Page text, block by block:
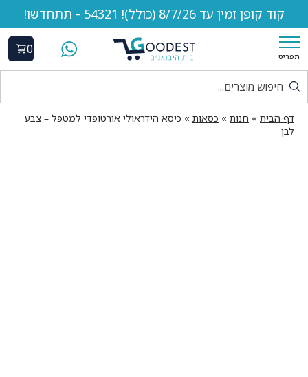
קוד קופן זמין עד 8/7/26 (כולל)! 54321 - תתחדשו!
תפריט
0
דף הבית » חנות » כסאות » כיסא הידראולי אורטופדי למטפל – צבע
לבן